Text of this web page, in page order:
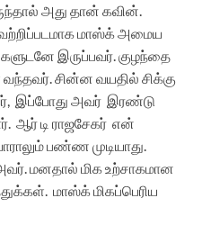
அது தான் கவின்.
வெற்றிப்படமாக மாஸ்க் அமைய
இருப்பவர். குழந்தை
சின்ன வயதில் சிக்கு
இப்போது அவர் இரண்டு
ஆர் டி ராஜசேகர் என்
பண்ண முடியாது.
மனதால் மிக உற்சாகமான
மாஸ்க் மிகப்பெரிய